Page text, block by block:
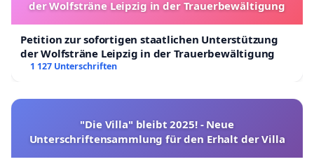
der Wolfsträne Leipzig in der Trauerbewältigung
Petition zur sofortigen staatlichen Unterstützung
der Wolfsträne Leipzig in der Trauerbewältigung
1 127 Unterschriften
"Die Villa" bleibt 2025! - Neue
Unterschriftensammlung für den Erhalt der Villa